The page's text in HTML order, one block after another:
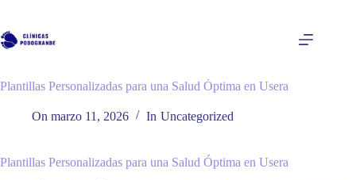
contenido
Plantillas Personalizadas para una Salud Óptima en Usera
On marzo 11, 2026 In Uncategorized
Plantillas Personalizadas para una Salud Óptima en Usera